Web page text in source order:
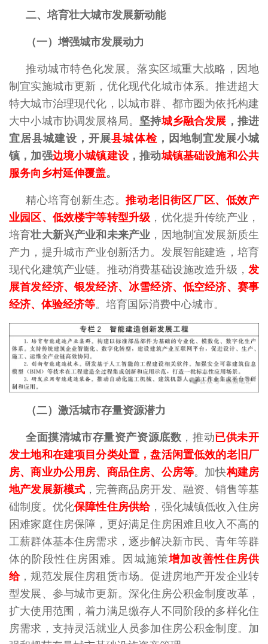
二、培育壮大城市发展新动能
（一）增强城市发展动力
推动城市特色化发展。落实区域重大战略，因地
制宜实施城市更新，优化现代化城市体系。推进超大
特大城市治理现代化，以城市群、都市圈为依托构建
大中小城市协调发展格局。 坚持城乡融合发展 ，推进
宜居县城建设，开展县城体检，因地制宜发展小城
镇，加强边境小城镇建设 ，推动城镇基础设施和公共
服务向乡村延伸覆盖。
精心培育创新生态。推动老旧街区厂区、低效产
业园区、低效楼宇等转型升级 ，优化提升传统产业，
培育壮大新兴产业和未来产业 ，因地制宜发展新质生
产力，提升城市产业创新活力。发展智能建造，培育
现代化建筑产业链。推动消费基础设施改造升级， 发
展首发经济、银发经济、冰雪经济、低空经济、赛事
经济、体验经济等。培育国际消费中心城市。
（二）激活城市存量资源潜力
全面摸清城市存量资产资源底数 ，推动已供未开
发土地和在建项目分类处置，盘活闲置低效的老旧厂
房、商业办公用房、商品住房、公房等。加快构建房
地产发展新模式 ，完善商品房开发、融资、销售等基
础制度。优化保障性住房供给，强化城镇低收入住房
困难家庭住房保障，更好满足住房困难且收入不高的
工薪群体基本住房需求，逐步解决新市民、青年等群
体的阶段性住房困难。因城施策增加改善性住房供
给，规范发展住房租赁市场。促进房地产开发企业转
型发展、参与城市更新。深化住房公积金制度改革，
扩大使用范围，着力满足缴存人不同阶段的多样化住
房需求，支持灵活就业人员参加住房公积金制度。加